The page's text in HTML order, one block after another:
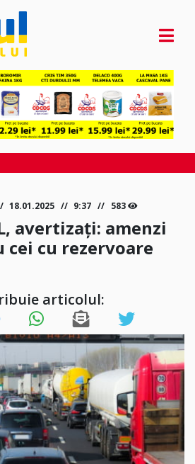
18.01.2025 9:37 583
avertizați: amenzi
cu rezervoare
articolul: